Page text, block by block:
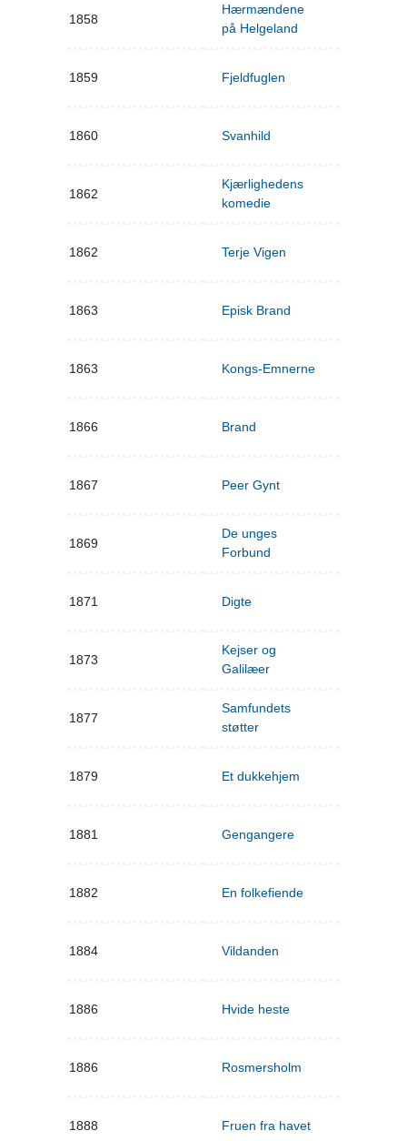
1858
Hærmændene
på Helgeland
1859 Fjeldfuglen
1860 Svanhild
1862
Kjærlighedens
komedie
1862 Terje Vigen
1863 Episk Brand
1863 Kongs-Emnerne
1866 Brand
1867 Peer Gynt
1869
De unges
Forbund
1871 Digte
1873
Kejser og
Galilæer
1877
Samfundets
støtter
1879 Et dukkehjem
1881 Gengangere
1882 En folkefiende
1884 Vildanden
1886 Hvide heste
1886 Rosmersholm
1888 Fruen fra havet